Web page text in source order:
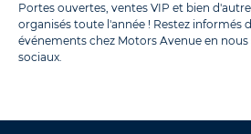
Portes ouvertes, ventes VIP et bien
organisés toute l'année ! Restez informés
événements chez Motors Avenue en nous
sociaux.